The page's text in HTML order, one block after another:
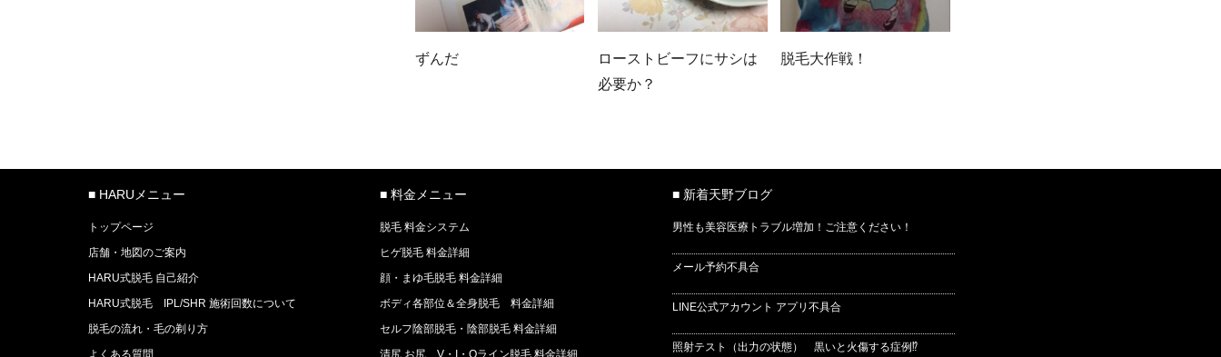
ずんだ
ローストビーフにサシは
必要か？
脱毛大作戦！
■ HARUメニュー
トップページ
店舗・地図のご案内
HARU式脱毛 自己紹介
HARU式脱毛 IPL/SHR 施術回数について
脱毛の流れ・毛の剃り方
よくある質問
■ 料金メニュー
脱毛 料金システム
ヒゲ脱毛 料金詳細
顔・まゆ毛脱毛 料金詳細
ボディ各部位＆全身脱毛 料金詳細
セルフ陰部脱毛・陰部脱毛 料金詳細
清尻 お尻、V・I・Oライン脱毛 料金詳細
■ 新着天野ブログ
男性も美容医療トラブル増加！ご注意ください！
メール予約不具合
LINE公式アカウント アプリ不具合
照射テスト（出力の状態） 黒いと火傷する症例⁉